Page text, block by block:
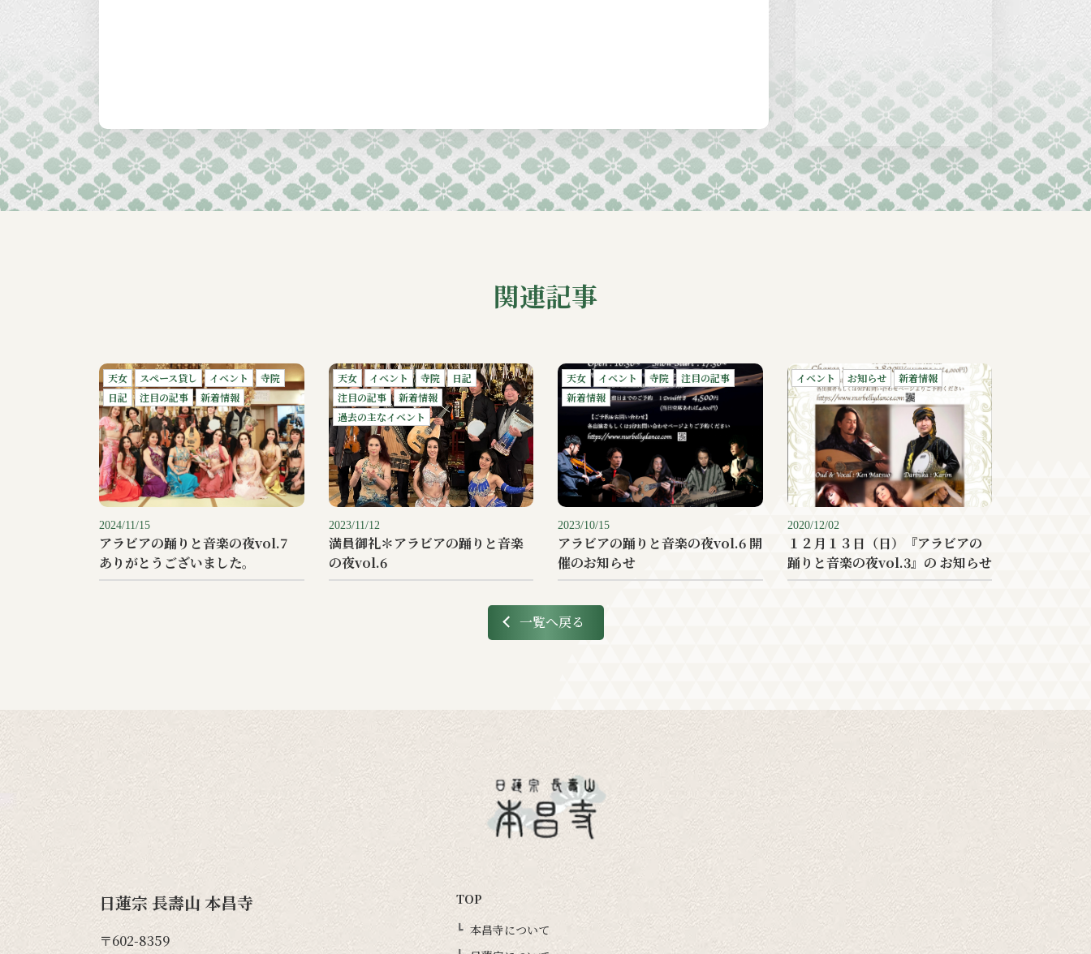
2024-11
2024-10
2024-09
関連記事
天女 スペース貸し イベント
寺院
日記
注目の記事 新着情報
2024/11/15
アラビアの踊りと音楽の夜vol.7
ありがとうございました。
天女 イベント 寺院
日記
注目の記事
新着情報
過去の主なイベント
2023/11/12
満員御礼＊アラビアの踊りと音楽
の夜vol.6
天女 イベント 寺院
注目の記事
新着情報
2023/10/15
アラビアの踊りと音楽の夜vol.6 開
催のお知らせ
イベント お知らせ 新着情報
2020/12/02
１２月１３日（日）『アラビアの
踊りと音楽の夜vol.3』の お知らせ
一覧へ戻る
日蓮宗 長壽山 本昌寺
〒602-8359
TOP
本昌寺について